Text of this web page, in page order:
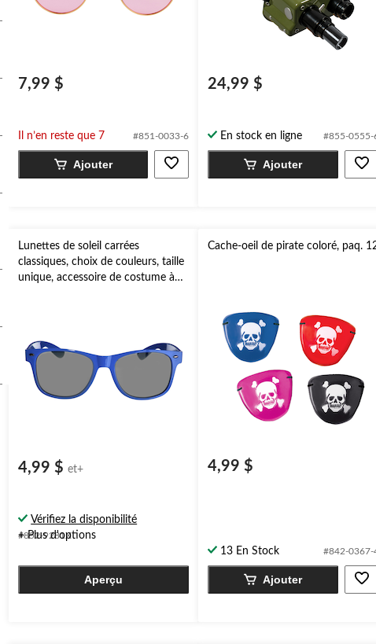
7,99 $
Il n’en reste que 7 #851-0033-6
Ajouter
24,99 $
En stock en ligne #855-0555-
Ajouter
Lunettes de soleil carrées
classiques, choix de couleurs, taille
unique, accessoire de costume à
4,99 $ et+
Vérifiez la disponibilité
#852-9281X
+ Plus d'options
Aperçu
Cache-oeil de pirate coloré, paq.
4,99 $
13 En Stock #842-0367-
Ajouter